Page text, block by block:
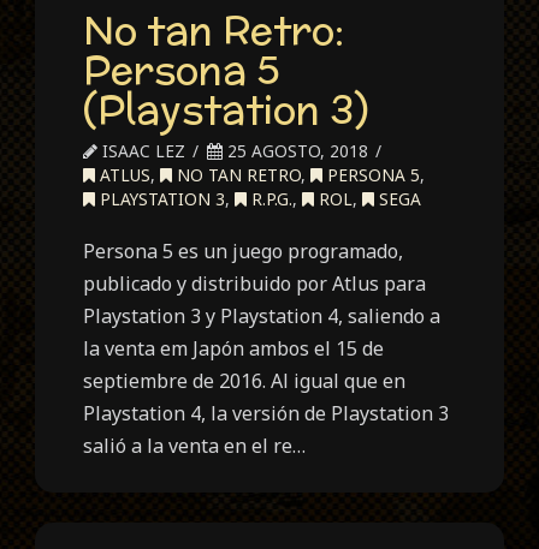
No tan Retro:
Persona 5
(Playstation 3)
ISAAC LEZ
25 AGOSTO, 2018
ATLUS, NO TAN RETRO, PERSONA 5,
PLAYSTATION 3, R.P.G., ROL, SEGA
Persona 5 es un juego programado,
publicado y distribuido por Atlus para
Playstation 3 y Playstation 4, saliendo a
la venta em Japón ambos el 15 de
septiembre de 2016. Al igual que en
Playstation 4, la versión de Playstation 3
salió a la venta en el re…